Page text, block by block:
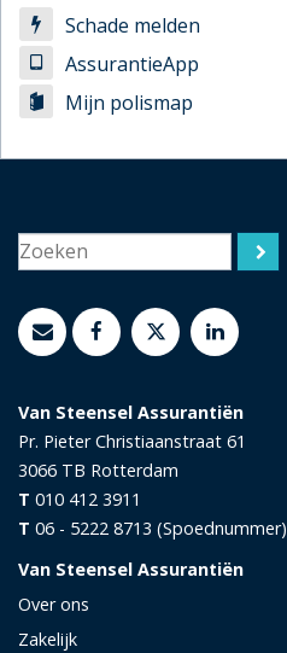
Schade melden
AssurantieApp
Mijn polismap
Van Steensel Assurantiën
Pr. Pieter Christiaanstraat 61
3066 TB Rotterdam
T 010 412 3911
T 06 - 5222 8713 (Spoednummer)
Van Steensel Assurantiën
Over ons
Zakelijk